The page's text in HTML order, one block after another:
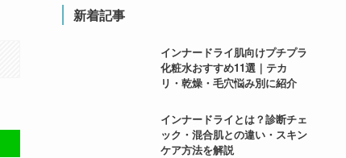
新着記事
インナードライ肌向けプチプラ
化粧水おすすめ11選｜テカ
リ・乾燥・毛穴悩み別に紹介
インナードライとは？診断チェ
ック・混合肌との違い・スキン
ケア方法を解説